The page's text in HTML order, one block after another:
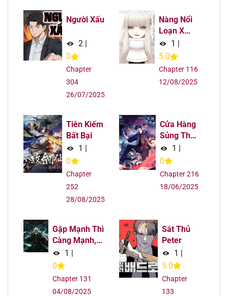
Người Xấu
2 |
0
Chapter
304
26/07/2025
Nàng Nổi
Loạn X
Chàng Thợ
May
1 |
5.0
Chapter 116
12/08/2025
Tiên Kiếm
Bất Bại
1 |
0
Chapter
252
28/08/2025
Cửa Hàng
Sủng Thú
Siêu Thần
1 |
0
Chapter 216
18/06/2025
Gặp Mạnh Thì
Càng Mạnh,
Tu Vi Của Ta
Không Giới
Hạn
1 |
0
Chapter 131
04/08/2025
Sát Thủ
Peter
1 |
5.0
Chapter
133